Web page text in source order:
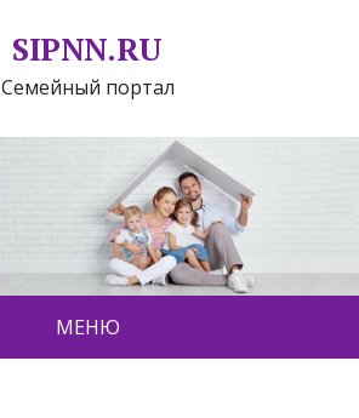
SIPNN.RU
Семейный портал
МЕНЮ